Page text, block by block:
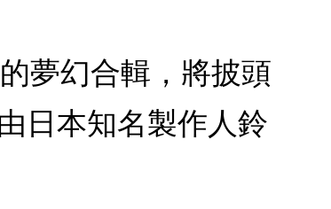
夢幻合輯，將披頭
日本知名製作人鈴